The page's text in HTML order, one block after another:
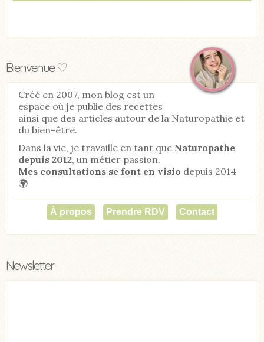
Bienvenue ♡
Créé en 2007, mon blog est un
espace où je publie des recettes
ainsi que des articles autour de la Naturopathie et
du bien-être.
Dans la vie, je travaille en tant que Naturopathe
depuis 2012, un métier passion.
Mes consultations se font en visio depuis 2014
🌍
À propos Prendre RDV Contact
Newsletter